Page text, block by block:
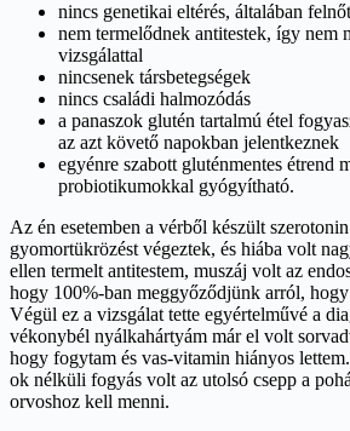
nincs genetikai eltérés, általában
nem termelődnek antitestek, így nem
vizsgálattal
nincsenek társbetegségek
nincs családi halmozódás
a panaszok glutén tartalmú étel
az azt követő napokban jelentkeznek
egyénre szabott gluténmentes étrend
probiotikumokkal gyógyítható.
Az én esetemben a vérből készült
gyomortükrözést végeztek, és hiába volt
ellen termelt antitestem, muszáj volt az
hogy 100%-ban meggyőződjünk arról,
Végül ez a vizsgálat tette egyértelművé a
vékonybél nyálkahártyám már el volt
hogy fogytam és vas-vitamin hiányos
ok nélküli fogyás volt az utolsó csepp a
orvoshoz kell menni.